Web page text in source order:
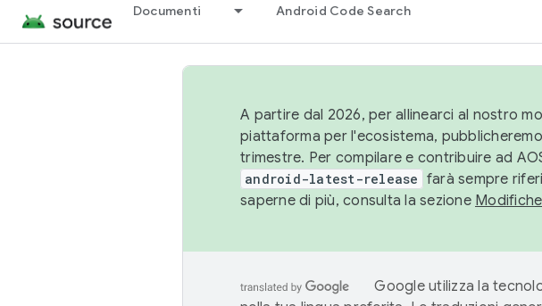
Documenti Android Code Search
A partire dal 2026, per allinearci al nostro
piattaforma per l'ecosistema,
trimestre. Per compilare e contribuire ad
android-latest-release farà sempre
saperne di più, consulta la sezione
Google utilizza la